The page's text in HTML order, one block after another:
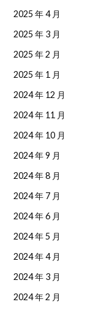
2025 年 4 月
2025 年 3 月
2025 年 2 月
2025 年 1 月
2024 年 12 月
2024 年 11 月
2024 年 10 月
2024 年 9 月
2024 年 8 月
2024 年 7 月
2024 年 6 月
2024 年 5 月
2024 年 4 月
2024 年 3 月
2024 年 2 月